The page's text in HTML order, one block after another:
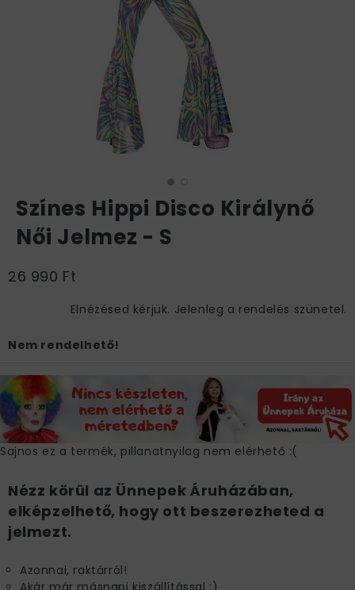
Színes Hippi Disco Királynő
Női Jelmez - S
26 990 Ft
Elnézésed kérjük. Jelenleg a rendelés szünetel.
Nem rendelhető!
Sajnos ez a termék, pillanatnyilag nem elérhető :(
Nézz körül az Ünnepek Áruházában,
elképzelhető, hogy ott beszerezheted a
jelmezt.
Azonnal, raktárról!